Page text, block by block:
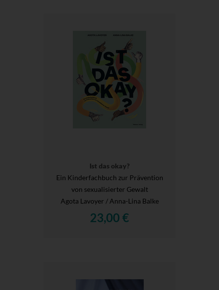
Ist das okay?
Ein Kinderfachbuch zur Prävention
von sexualisierter Gewalt
Agota Lavoyer / Anna-Lina Balke
23,00 €